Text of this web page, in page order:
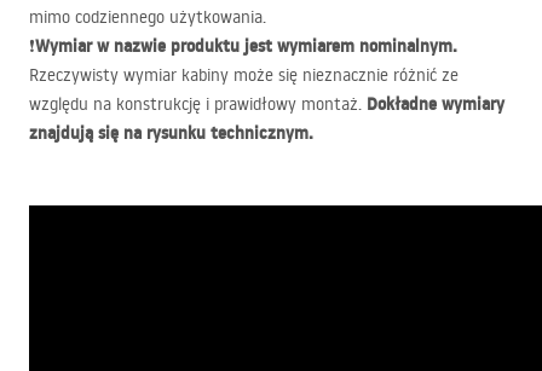
mimo codziennego użytkowania.
❗Wymiar w nazwie produktu jest wymiarem nominalnym.
Rzeczywisty wymiar kabiny może się nieznacznie różnić ze
względu na konstrukcję i prawidłowy montaż. Dokładne wymiary
znajdują się na rysunku technicznym.